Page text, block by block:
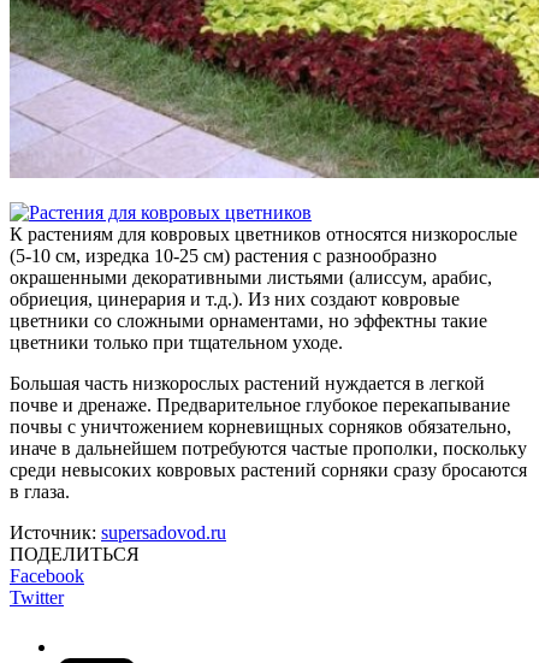
К растениям для ковровых цветников относятся низкорослые
(5-10 см, изредка 10-25 см) растения с разнообразно
окрашенными декоративными листьями (алиссум, арабис,
обриеция, цинерария и т.д.). Из них создают ковровые
цветники со сложными орнаментами, но эффектны такие
цветники только при тщательном уходе.
Большая часть низкорослых растений нуждается в легкой
почве и дренаже. Предварительное глубокое перекапывание
почвы с уничтожением корневищных сорняков обязательно,
иначе в дальнейшем потребуются частые прополки, поскольку
среди невысоких ковровых растений сорняки сразу бросаются
в глаза.
Источник: supersadovod.ru
ПОДЕЛИТЬСЯ
Facebook
Twitter